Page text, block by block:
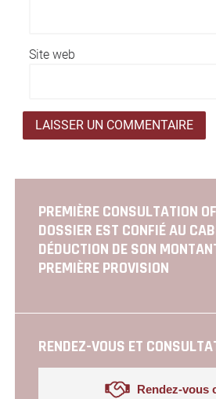
Site web
PREMIÈRE CONSULTATION
DOSSIER EST CONFIÉ AU
DÉDUCTION DE SON
PREMIÈRE PROVISION
RENDEZ-VOUS ET
Rendez-vous